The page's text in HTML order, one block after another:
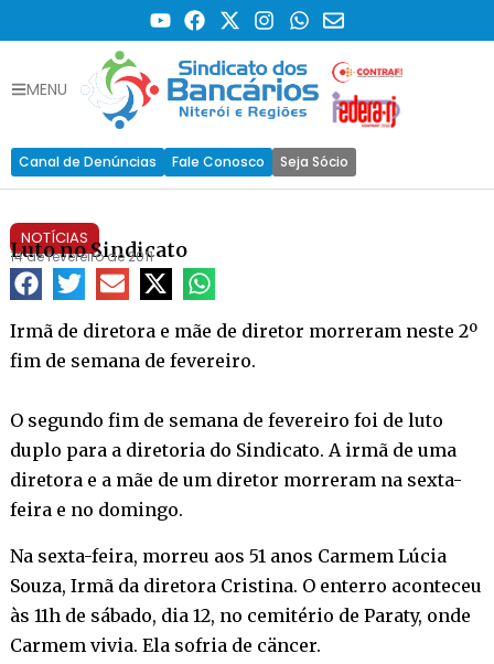
MENU
Canal de Denúncias Fale Conosco Seja Sócio
NOTÍCIAS
Luto no Sindicato
14 de fevereiro de 2011
Irmã de diretora e mãe de diretor morreram neste 2º
fim de semana de fevereiro.
O segundo fim de semana de fevereiro foi de luto
duplo para a diretoria do Sindicato. A irmã de uma
diretora e a mãe de um diretor morreram na sexta-
feira e no domingo.
Na sexta-feira, morreu aos 51 anos Carmem Lúcia
Souza, Irmã da diretora Cristina. O enterro aconteceu
às 11h de sábado, dia 12, no cemitério de Paraty, onde
Carmem vivia. Ela sofria de cäncer.